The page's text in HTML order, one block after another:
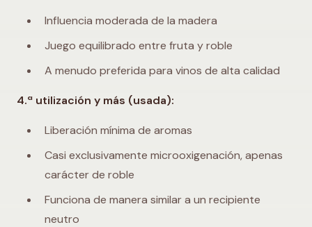
Influencia moderada de la madera
Juego equilibrado entre fruta y roble
A menudo preferida para vinos de alta calidad
4.ª utilización y más (usada):
Liberación mínima de aromas
Casi exclusivamente microoxigenación, apenas
carácter de roble
Funciona de manera similar a un recipiente
neutro